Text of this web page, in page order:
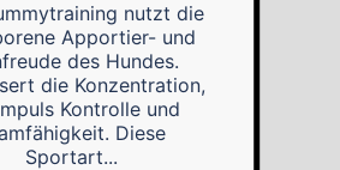
nutzt die
Apportier- und
des Hundes.
die Konzentration,
Kontrolle und
Diese
Sportart...